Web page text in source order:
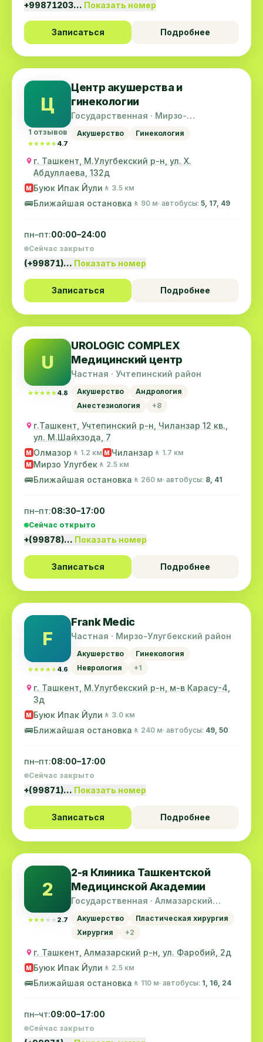
+99871203… Показать номер
Записаться Подробнее
Ц
1 отзывов
★★★★★
★★★★★ 4.7
Центр акушерства и
гинекологии
Государственная · Мирзо-
Акушерство Гинекология
г. Ташкент, М.Улугбекский р-н, ул. Х.
Абдуллаева, 132д
M Буюк Ипак Йули 🚶 3.5 км
🚌Ближайшая остановка 🚶 90 м· автобусы: 5, 17, 49
пн–пт:00:00–24:00
Сейчас закрыто
(+99871)… Показать номер
Записаться Подробнее
U
★★★★★
★★★★★ 4.8
UROLOGIC COMPLEX
Медицинский центр
Частная · Учтепинский район
Акушерство
Андрология
Анестезиология
+8
г.Ташкент, Учтепинский р-н, Чиланзар 12 кв.,
ул. М.Шайхзода, 7
M Олмазор 🚶 1.2 км M Чиланзар 🚶 1.7 км
M Мирзо Улугбек 🚶 2.5 км
🚌Ближайшая остановка 🚶 260 м· автобусы: 8, 41
пн–пт:08:30–17:00
Сейчас открыто
+(99878)… Показать номер
Записаться Подробнее
F
★★★★★
★★★★★ 4.6
Frank Medic
Частная · Мирзо-Улугбекский район
Акушерство
Гинекология
Неврология
+1
г. Ташкент, М.Улугбекский р-н, м-в Карасу-4,
3д
M Буюк Ипак Йули 🚶 3.0 км
🚌Ближайшая остановка 🚶 240 м· автобусы: 49, 50
пн–пт:08:00–17:00
Сейчас закрыто
+(99871)… Показать номер
Записаться Подробнее
2
★★★★★
★★★★★ 2.7
2-я Клиника Ташкентской
Медицинской Академии
Государственная · Алмазарский
Акушерство
Пластическая хирургия
Хирургия
+2
г. Ташкент, Алмазарский р-н, ул. Фаробий, 2д
M Буюк Ипак Йули 🚶 2.5 км
🚌Ближайшая остановка 🚶 110 м· автобусы: 1, 16, 24
пн–чт:09:00–17:00
Сейчас закрыто